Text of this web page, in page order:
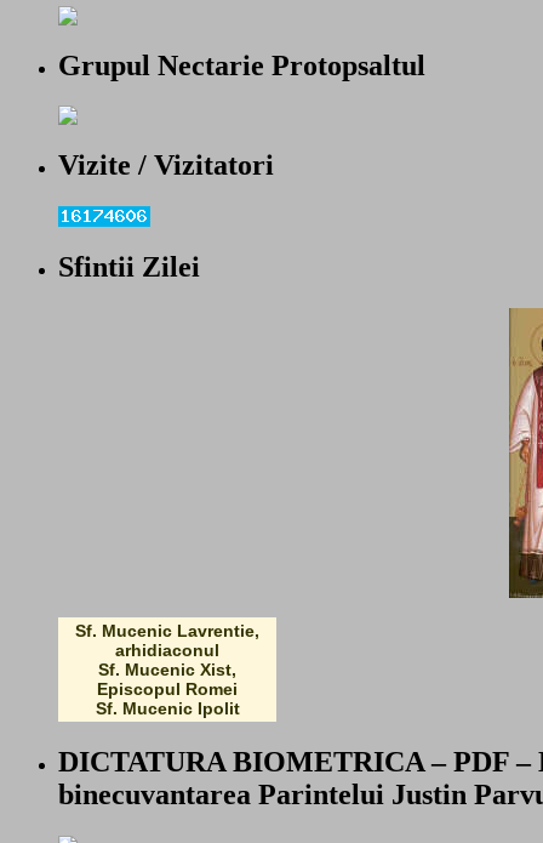
Grupul Nectarie Protopsaltul
Vizite / Vizitatori
Sfintii Zilei
Sf. Mucenic Lavrentie,
arhidiaconul
Sf. Mucenic Xist,
Episcopul Romei
Sf. Mucenic Ipolit
DICTATURA BIOMETRICA – PDF –
binecuvantarea Parintelui Justin